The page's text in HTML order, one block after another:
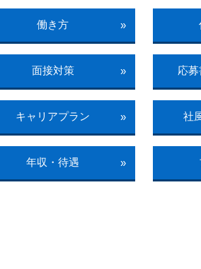
働き方 »
面接対策 » 応
キャリアプラン » 社
年収・待遇 »